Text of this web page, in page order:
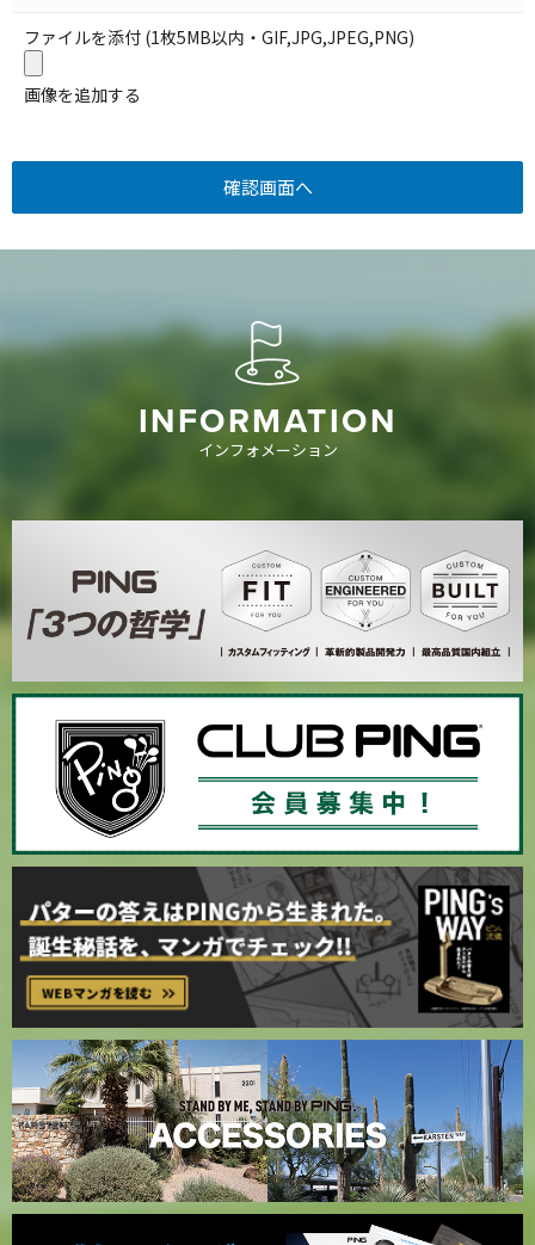
ファイルを添付 (1枚5MB以内・GIF,JPG,JPEG,PNG)
画像を追加する
INFORMATION
インフォメーション